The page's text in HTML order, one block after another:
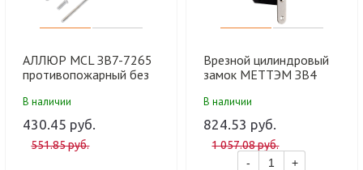
АЛЛЮР MCL ЗВ7-7265
противопожарный без
(20 шт)
В наличии
430.45 руб.
551.85 руб.
Врезной цилиндровый
замок МЕТТЭМ ЗВ4
противопожарных
дверей в т.ч) (20 шт)
В наличии
824.53 руб.
1 057.08 руб.
-
+